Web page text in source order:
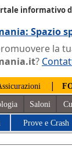
informativo
Spazio
la
?
|
Saloni
Prove e Crash